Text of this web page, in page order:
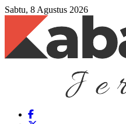
Sabtu, 8 Agustus 2026